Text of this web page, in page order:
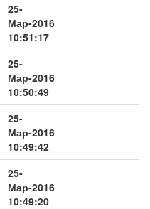
25-
Мар-2016
10:51:17
25-
Мар-2016
10:50:49
25-
Мар-2016
10:49:42
25-
Мар-2016
10:49:20